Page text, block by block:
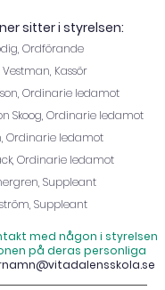
sitter i styrelsen:
Ordförande
an, Kassör
Ordinarie ledamot
Skoog, Ordinarie ledamot
Ordinarie ledamot
Ordinarie ledamot
Suppleant
Suppleant
med någon i styrelsen
på deras personliga